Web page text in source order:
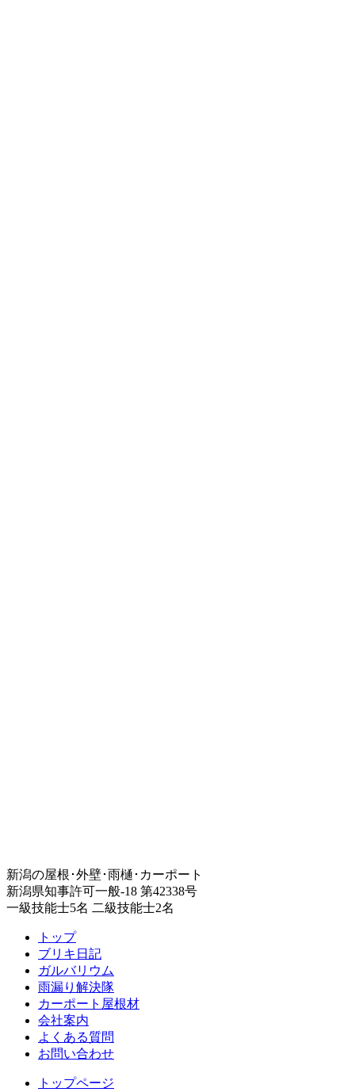
新潟の屋根･外壁･雨樋･カーポート
新潟県知事許可一般-18 第42338号
一級技能士5名 二級技能士2名
トップ
ブリキ日記
ガルバリウム
雨漏り解決隊
カーポート屋根材
会社案内
よくある質問
お問い合わせ
トップページ